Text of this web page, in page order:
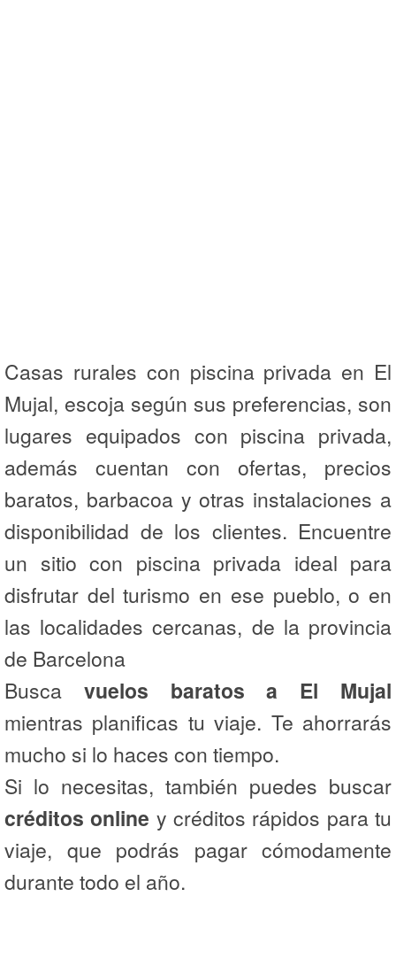
Casas rurales con piscina privada en El
Mujal, escoja según sus preferencias, son
lugares equipados con piscina privada,
además cuentan con ofertas, precios
baratos, barbacoa y otras instalaciones a
disponibilidad de los clientes. Encuentre
un sitio con piscina privada ideal para
disfrutar del turismo en ese pueblo, o en
las localidades cercanas, de la provincia
de Barcelona
Busca vuelos baratos a El Mujal
mientras planificas tu viaje. Te ahorrarás
mucho si lo haces con tiempo.
Si lo necesitas, también puedes buscar
créditos online y créditos rápidos para tu
viaje, que podrás pagar cómodamente
durante todo el año.